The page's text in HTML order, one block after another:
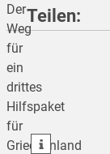
Der
Weg
für
ein
drittes
Hilfspaket
für
Griechenland
Teilen:
teilen
teilen
teilen